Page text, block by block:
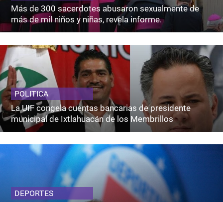
Más de 300 sacerdotes abusaron sexualmente de
más de mil niños y niñas, revela informe.
POLITICA
La UIF congela cuentas bancarias de presidente
municipal de Ixtlahuacán de los Membrillos
DEPORTES